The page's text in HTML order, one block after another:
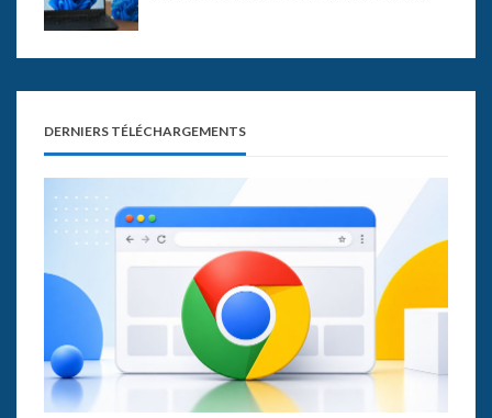
DERNIERS TÉLÉCHARGEMENTS